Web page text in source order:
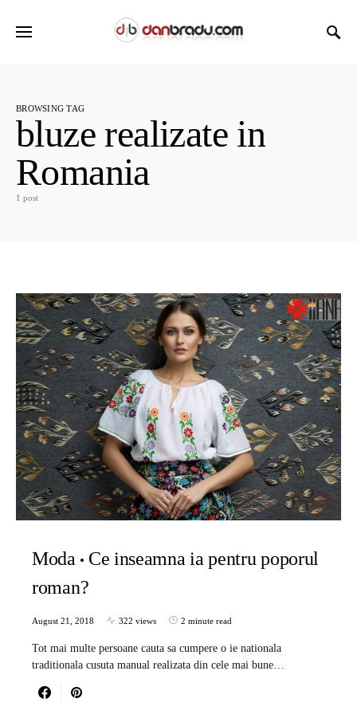
BROWSING TAG
bluze realizate in
Romania
1 post
Moda
Ce inseamna ia pentru poporul
roman?
August 21, 2018 322 views 2 minute read
Tot mai multe persoane cauta sa cumpere o ie nationala
traditionala cusuta manual realizata din cele mai bune…